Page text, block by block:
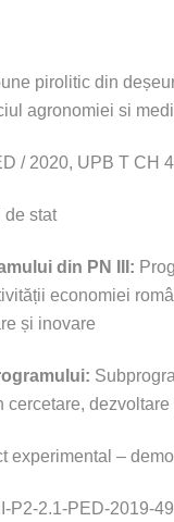
pirolitic din
agronomiei si
/ 2020, UPB T CH
de stat
din PN III:
economiei
și inovare
cercetare,
experimental –
P2-2.1-PED-2019-